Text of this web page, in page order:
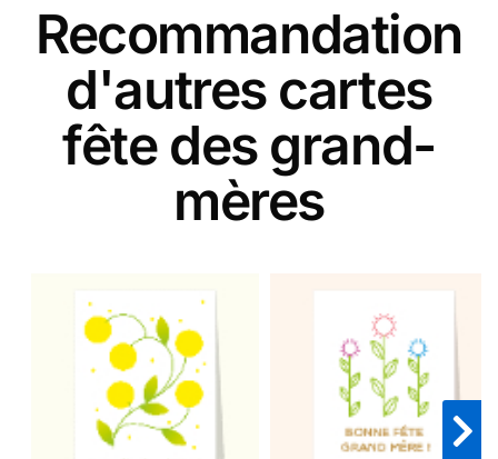
Recommandation
d'autres cartes
fête des grand-
mères